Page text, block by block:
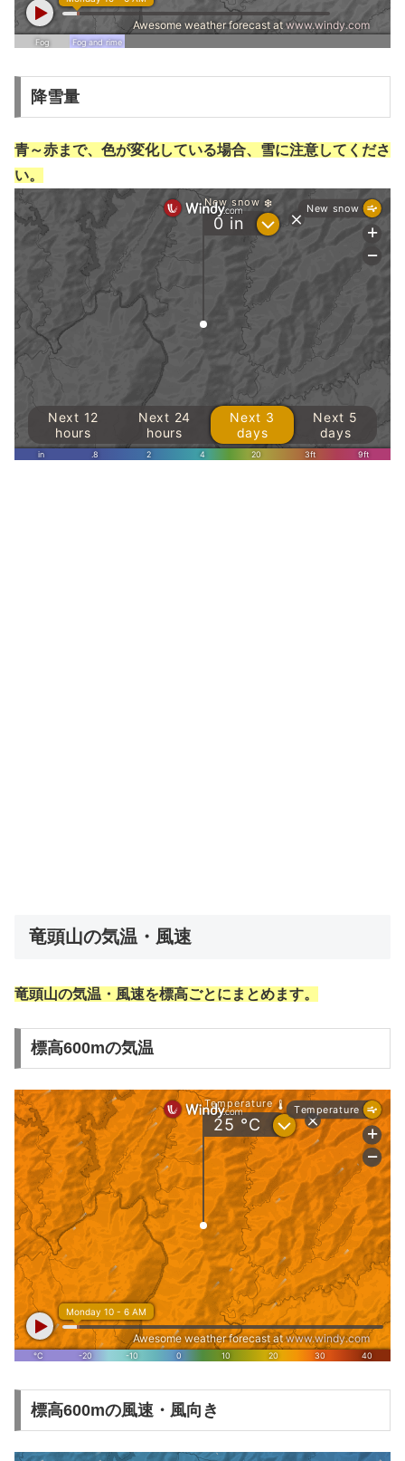
降雪量
青～赤まで、色が変化している場合、雪に注意してくださ
い。
竜頭山の気温・風速
竜頭山の気温・風速を標高ごとにまとめます。
標高600mの気温
標高600mの風速・風向き